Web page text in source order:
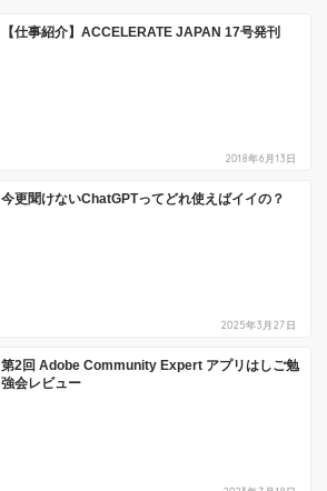
【仕事紹介】ACCELERATE JAPAN 17号発刊
2018年6月13日
今更聞けないChatGPTってどれ使えばイイの？
2025年3月27日
第2回 Adobe Community Expert アプリはしご勉
強会レビュー